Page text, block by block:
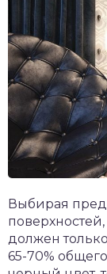
Выбирая
должен
65-70%